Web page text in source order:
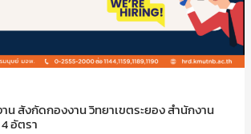
น สังกัดกองงาน วิทยาเขตระยอง สำนักงาน
อัตรา